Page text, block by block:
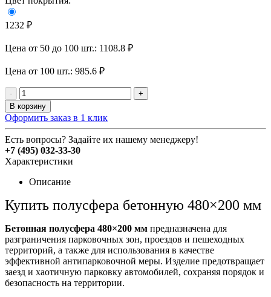
1232 ₽
Цена от 50 до 100 шт.: 1108.8 ₽
Цена от 100 шт.: 985.6 ₽
-
+
В корзину
Оформить заказ в 1 клик
Есть вопросы? Задайте их нашему менеджеру!
+7 (495) 032-33-30
Характеристики
Описание
Купить полусфера бетонную 480×200 мм
Бетонная полусфера 480×200 мм предназначена для
разграничения парковочных зон, проездов и пешеходных
территорий, а также для использования в качестве
эффективной антипарковочной меры. Изделие предотвращает
заезд и хаотичную парковку автомобилей, сохраняя порядок и
безопасность на территории.